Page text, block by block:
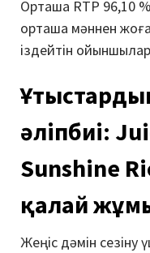
Орташа RTP 96,10
орташа мәннен
іздейтін
әліпбиі:
Sunshine
қалай
Жеңіс дәмін сезіну